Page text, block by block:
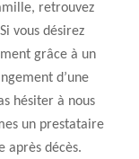
retrouvez
vous désirez
grâce à un
d’une
hésiter à nous
un prestataire
après décès.